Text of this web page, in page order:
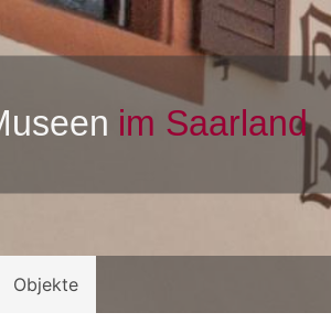
Objekte